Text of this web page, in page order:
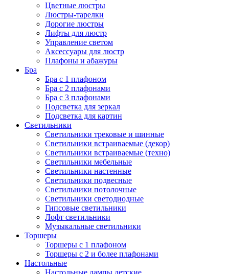
Цветные люстры
Люстры-тарелки
Дорогие люстры
Лифты для люстр
Управление светом
Аксессуары для люстр
Плафоны и абажуры
Бра
Бра с 1 плафоном
Бра с 2 плафонами
Бра с 3 плафонами
Подсветка для зеркал
Подсветка для картин
Светильники
Светильники трековые и шинные
Светильники встраиваемые (декор)
Светильники встраиваемые (техно)
Светильники мебельные
Светильники настенные
Светильники подвесные
Светильники потолочные
Светильники светодиодные
Гипсовые светильники
Лофт светильники
Музыкальные светильники
Торшеры
Торшеры с 1 плафоном
Торшеры с 2 и более плафонами
Настольные
Настольные лампы детские